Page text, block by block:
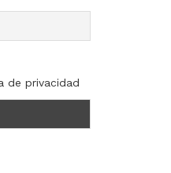
de privacidad